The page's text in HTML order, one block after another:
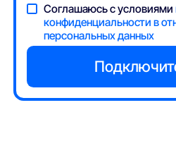
Соглашаюсь с условиями
конфиденциальности в
персональных данных